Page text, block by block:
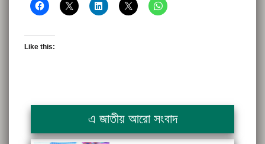
Like this:
এ জাতীয় আরো সংবাদ